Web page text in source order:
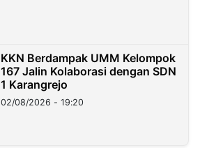
KKN Berdampak UMM Kelompok
167 Jalin Kolaborasi dengan SDN
1 Karangrejo
02/08/2026 - 19:20